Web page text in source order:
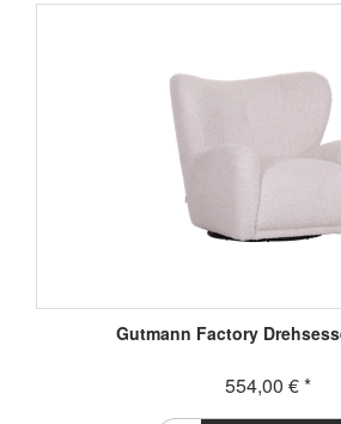
Gutmann Factory
554,00 € *